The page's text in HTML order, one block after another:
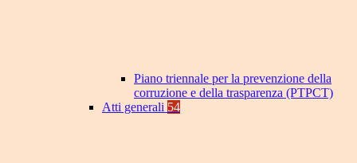
Piano triennale per la prevenzione della
corruzione e della trasparenza (PTPCT)
Atti generali 54